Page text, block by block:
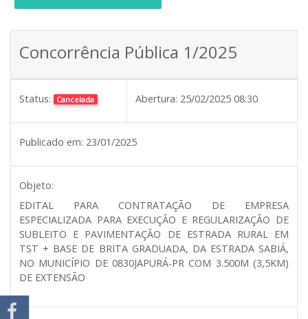
Concorrência Pública 1/2025
Status: Cancelada Abertura: 25/02/2025 08:30
Publicado em: 23/01/2025
Objeto:
EDITAL PARA CONTRATAÇÃO DE EMPRESA
ESPECIALIZADA PARA EXECUÇÃO E REGULARIZAÇÃO DE
SUBLEITO E PAVIMENTAÇÃO DE ESTRADA RURAL EM
TST + BASE DE BRITA GRADUADA, DA ESTRADA SABIÁ,
NO MUNICÍPIO DE 0830JAPURÁ-PR COM 3.500M (3,5KM)
DE EXTENSÃO